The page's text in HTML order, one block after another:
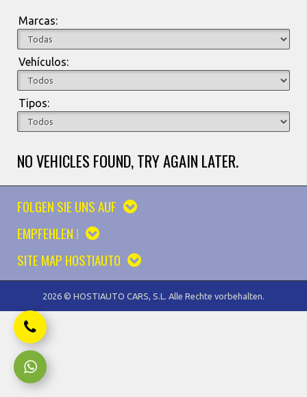
Marcas:
Vehículos:
Tipos:
NO VEHICLES FOUND, TRY AGAIN LATER.
FOLGEN SIE UNS AUF
EMPFEHLEN !
SITE MAP HOSTIAUTO
2026 © HOSTIAUTO CARS, S.L. Alle Rechte vorbehalten.